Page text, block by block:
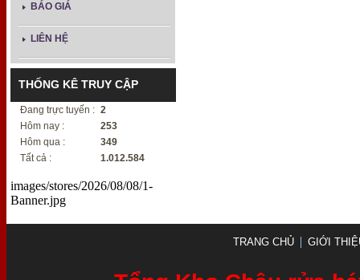
BÁO GIÁ
LIÊN HỆ
THỐNG KÊ TRUY CẬP
Đang trực tuyến : 2
Hôm nay :
253
Hôm qua :
349
Tất cả :
1.012.584
images/stores/2026/08/08/1-
Banner.jpg
TRANG CHỦ GIỚI